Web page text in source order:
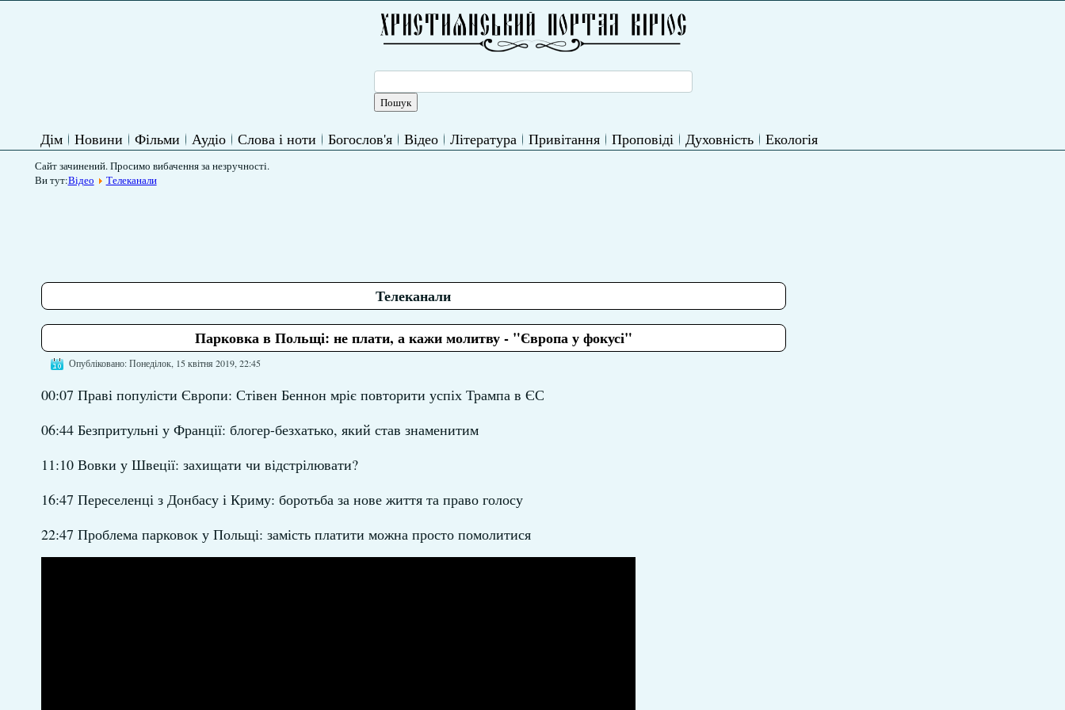
Дім Новини Фільми Аудіо Слова і ноти Богослов'я Відео Література Привітання Проповіді Духовність Екологія
Сайт зачинений. Просимо вибачення за незручності.
Ви тут:Відео Телеканали
Телеканали
Парковка в Польщі: не плати, а кажи молитву - "Європа у фокусі"
Опубліковано: Понеділок, 15 квітня 2019, 22:45
00:07 Праві популісти Європи: Стівен Беннон мріє повторити успіх Трампа в ЄС
06:44 Безпритульні у Франції: блогер-безхатько, який став знаменитим
11:10 Вовки у Швеції: захищати чи відстрілювати?
16:47 Переселенці з Донбасу і Криму: боротьба за нове життя та право голосу
22:47 Проблема парковок у Польщі: замість платити можна просто помолитися